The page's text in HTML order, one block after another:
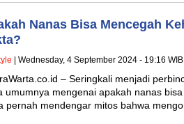
Nanas Bisa Mencegah
| Wednesday, 4 September 2024 - 19:16 WIB
– Seringkali menjadi
umumnya mengenai apakah nanas
pernah mendengar mitos bahwa